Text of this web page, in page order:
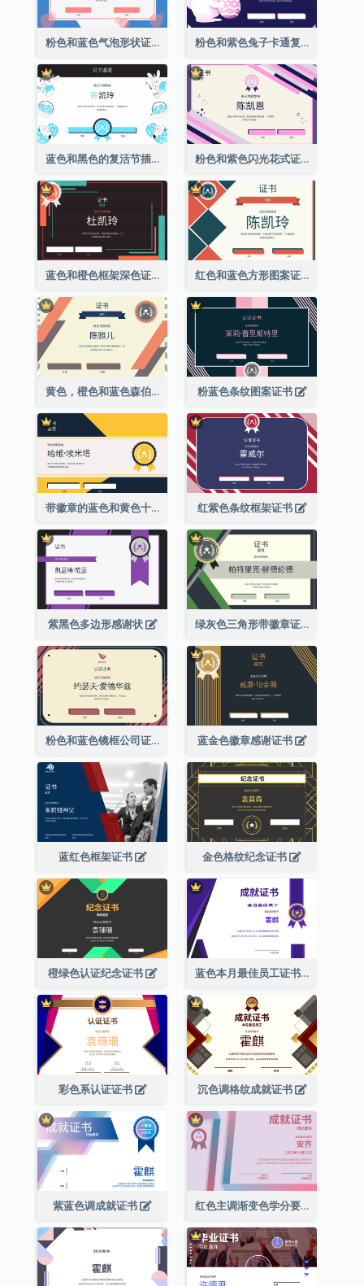
粉色和蓝色气泡形状证书 粉色和紫色兔子卡通复活节证书
蓝色和黑色的复活节插图证书 粉色和紫色闪光花式证书
蓝色和橙色框架深色证书 红色和蓝色方形图案证书
黄色，橙色和蓝色森伯斯特证书 粉蓝色条纹图案证书
带徽章的蓝色和黄色十年证书 红紫色条纹框架证书
紫黑色多边形感谢状 绿灰色三角形带徽章证书
粉色和蓝色镜框公司证书 蓝金色徽章感谢证书
蓝红色框架证书 金色格纹纪念证书
橙绿色认证纪念证书 蓝色本月最佳员工证书(附标志)
彩色系认证证书 沉色调格纹成就证书
紫蓝色调成就证书 红色主调渐变色学分要求成就证书